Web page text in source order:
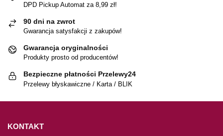
DPD Pickup Automat za 8,99 zł!
90 dni na zwrot
Gwarancja satysfakcji z zakupów!
Gwarancja oryginalności
Produkty prosto od producentów!
Bezpieczne płatności Przelewy24
Przelewy błyskawiczne / Karta / BLIK
KONTAKT